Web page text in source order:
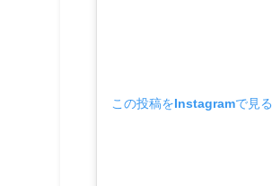
この投稿をInstagramで見る